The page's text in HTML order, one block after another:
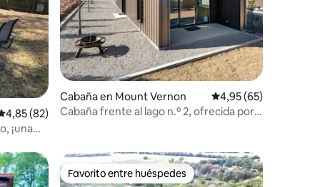
promedio: 4,85 de 5. 82 evaluaciones
4,85 (82)
¡una
Cabaña en Mount Vernon Calificación
4,95 (65)
Cabaña frente al lago n.º 2, ofrecida por
destacadosFavorito entre huéspedes
Favorito entre huéspedes